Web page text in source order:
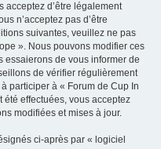
acceptez d’être légalement
n’acceptez pas d’être
suivantes, veuillez ne pas
». Nous pouvons modifier ces
essaierons de vous informer de
de vérifier régulièrement
participer à « Forum de Cup In
effectuées, vous acceptez
modifiées et mises à jour.
ci-après par « logiciel